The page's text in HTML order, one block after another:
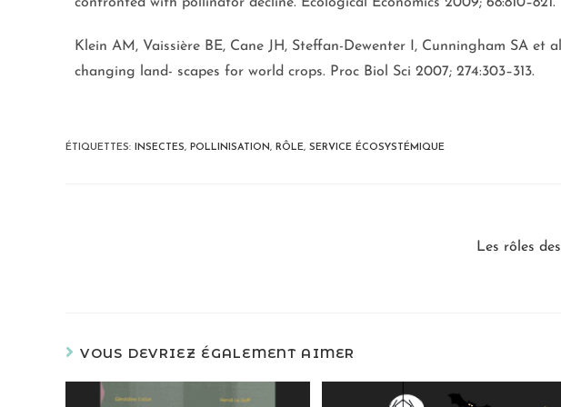
Klein AM, Vaissière BE, Cane JH, Steffan-Dewenter I, Cunningham SA et
changing land- scapes for world crops. Proc Biol Sci 2007; 274:303–313.
ÉTIQUETTES: INSECTES, POLLINISATION, RÔLE, SERVICE ÉCOSYSTÉMIQUE
Les rôles
VOUS DEVRIEZ ÉGALEMENT AIMER